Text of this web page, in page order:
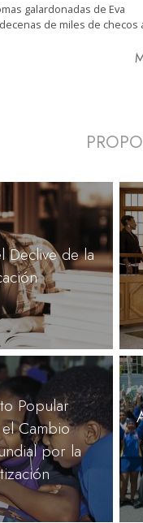
galardonadas de Eva
de miles de checos
Declive de la
Popular
Cambio
por la